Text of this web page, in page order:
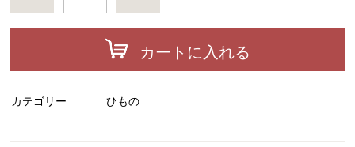
カートに入れる
カテゴリー ひもの